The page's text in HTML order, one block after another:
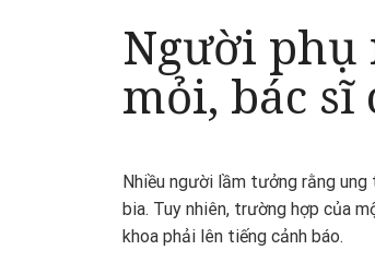
Người phụ
mỏi, bác sĩ
Nhiều người lầm tưởng rằng
bia. Tuy nhiên, trường hợp của
khoa phải lên tiếng cảnh báo.